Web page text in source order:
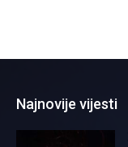
Najnovije vijesti